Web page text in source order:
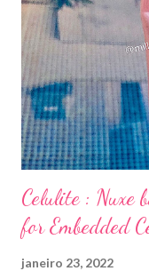
Celulite : Nuxe
for Embedded
janeiro 23, 2022